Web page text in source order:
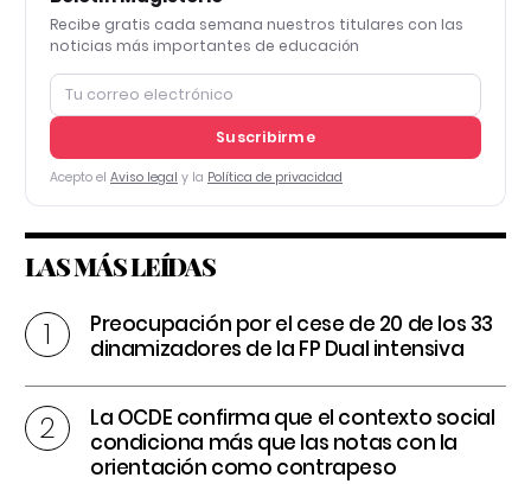
Recibe gratis cada semana nuestros titulares con las
noticias más importantes de educación
Suscribirme
Acepto el Aviso legal y la Política de privacidad
LAS MÁS LEÍDAS
Preocupación por el cese de 20 de los 33
dinamizadores de la FP Dual intensiva
La OCDE confirma que el contexto social
condiciona más que las notas con la
orientación como contrapeso